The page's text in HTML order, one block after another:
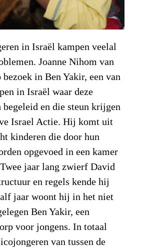
in Israël kampen veelal
Joanne Nihom van
in Ben Yakir, een van
in Israël waar deze
begeleid en die steun krijgen
Israel Actie. Hij komt uit
kinderen die door hun
opgevoed in een kamer
jaar lang zwierf David
en regels kende hij
jaar woont hij in het niet
Ben Yakir, een
voor jongens. In totaal
van tussen de